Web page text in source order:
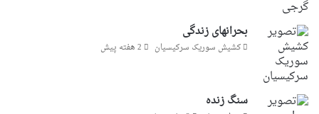
بحرانهای زندگی
کشیش سوریک سرکیسیان 2 هفته پیش
سنگ زنده